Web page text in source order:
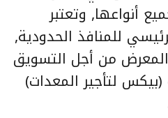
أنواعها, وتعتبر
للمنافذ الحدودية,
من أجل التسويق
(بيكس لتأجير المعدات)